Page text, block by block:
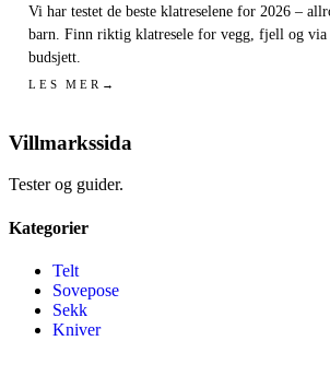
Vi har testet de beste klatreselene for 2026 –
barn. Finn riktig klatresele for vegg, fjell og
budsjett.
LES MER →
Villmarkssida
Tester og guider.
Kategorier
Telt
Sovepose
Sekk
Kniver